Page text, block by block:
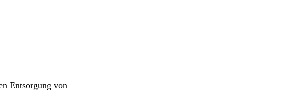
Entsorgung von